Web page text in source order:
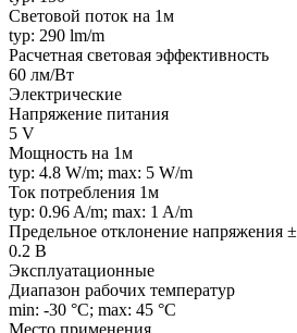
Световой поток на 1м
typ: 290 lm/m
Расчетная световая эффективность
60 лм/Вт
Электрические
Напряжение питания
5 V
Мощность на 1м
typ: 4.8 W/m; max: 5 W/m
Ток потребления 1м
typ: 0.96 A/m; max: 1 A/m
Предельное отклонение напряжения ±
0.2 В
Эксплуатационные
Диапазон рабочих температур
min: -30 °C; max: 45 °C
Место применения